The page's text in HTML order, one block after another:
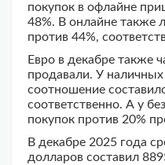
покупок в офлайне
48%. В онлайне также
против 44%,
Евро в декабре также
продавали. У
соотношение
соответственно. А у
покупок против 20%
В декабре 2025 года
долларов составил